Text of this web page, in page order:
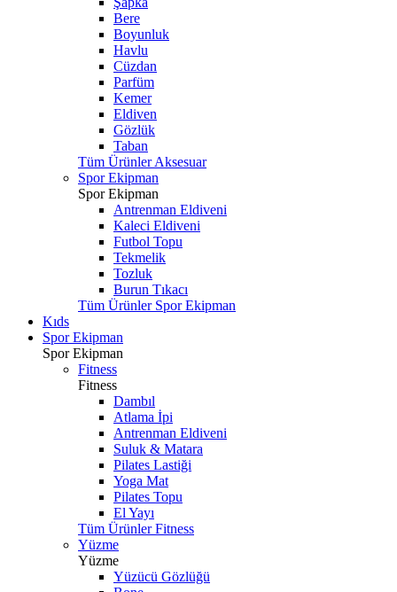
Bere
Boyunluk
Havlu
Cüzdan
Parfüm
Kemer
Eldiven
Gözlük
Taban
Tüm Ürünler Aksesuar
Spor Ekipman
Spor Ekipman
Antrenman Eldiveni
Kaleci Eldiveni
Futbol Topu
Tekmelik
Tozluk
Burun Tıkacı
Tüm Ürünler Spor Ekipman
Kıds
Spor Ekipman
Spor Ekipman
Fitness
Fitness
Dambıl
Atlama İpi
Antrenman Eldiveni
Suluk & Matara
Pilates Lastiği
Yoga Mat
Pilates Topu
El Yayı
Tüm Ürünler Fitness
Yüzme
Yüzme
Yüzücü Gözlüğü